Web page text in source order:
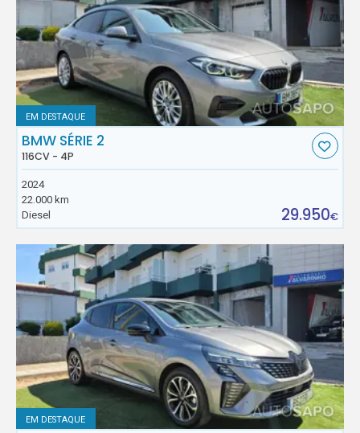
EM DESTAQUE
BMW SÉRIE 2
116CV - 4P
2024
22.000 km
Diesel
29.950€
EM DESTAQUE